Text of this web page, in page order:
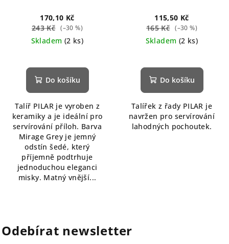
170,10 Kč
243 Kč (–30 %)
Skladem (2 ks)
Do košíku
Talíř PILAR je vyroben z
keramiky a je ideální pro
servírování příloh. Barva
Mirage Grey je jemný
odstín šedé, který
příjemně podtrhuje
jednoduchou eleganci
misky. Matný vnější...
115,50 Kč
165 Kč (–30 %)
Skladem (2 ks)
Do košíku
Talířek z řady PILAR je
navržen pro servírování
lahodných pochoutek.
Odebírat newsletter